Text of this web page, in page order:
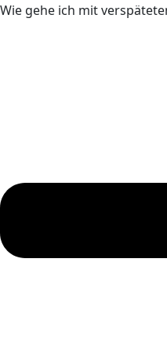
Wie gehe ich mit